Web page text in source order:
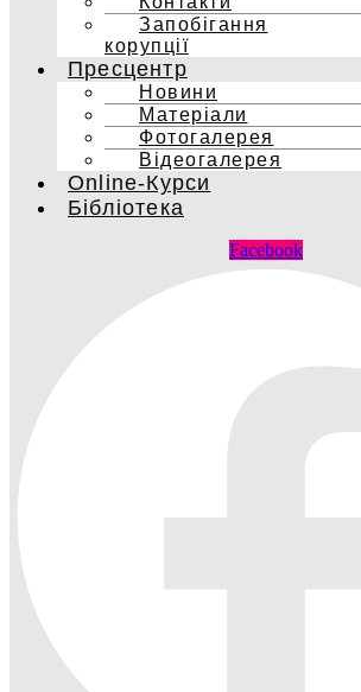
Запобігання
корупції
Пресцентр
Новини
Матеріали
Фотогалерея
Відеогалерея
Online-Курси
Бібліотека
Facebook